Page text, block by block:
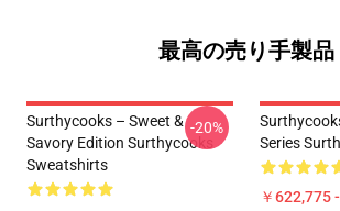
最高の売り手製品
Surthycooks – Sweet &
Savory Edition Surthycooks
Sweatshirts
-20%
Series
￥622,775